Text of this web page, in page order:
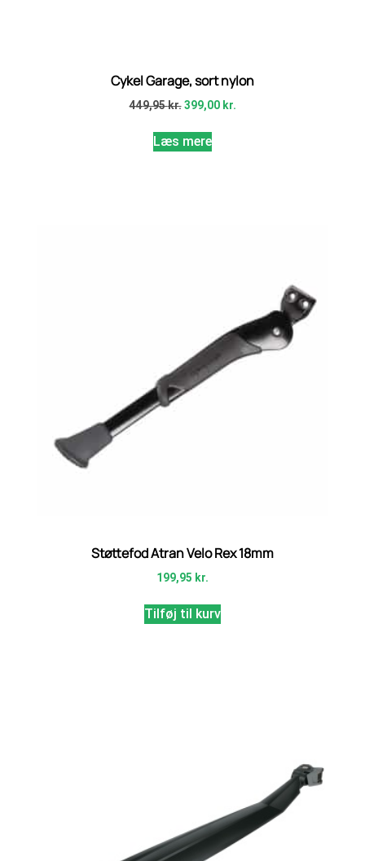
Cykel Garage, sort nylon
449,95kr. 399,00 kr.
Læs mere
Støttefod Atran Velo Rex 18mm
199,95 kr.
Tilføj til kurv